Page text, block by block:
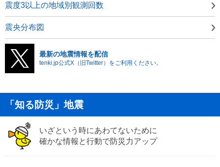
震度3以上の地域別観測回数
震央分布図
最新の地震情報を配信
tenki.jp公式X（旧Twitter）をご利用ください。
「知る防災」地震
いざという時にあわてないために
確かな情報と行動で防災力アップ